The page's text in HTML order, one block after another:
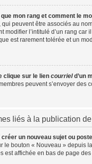
que mon rang et comment le
qui peuvent être associés au
modifier l’intitulé d’un rang
est rarement tolérée et un
clique sur le lien courrield’un
peuvent s’envoyer des
liés à la publication
un nouveau sujet ou
le bouton « Nouveau » depuis
est affichée en bas de page